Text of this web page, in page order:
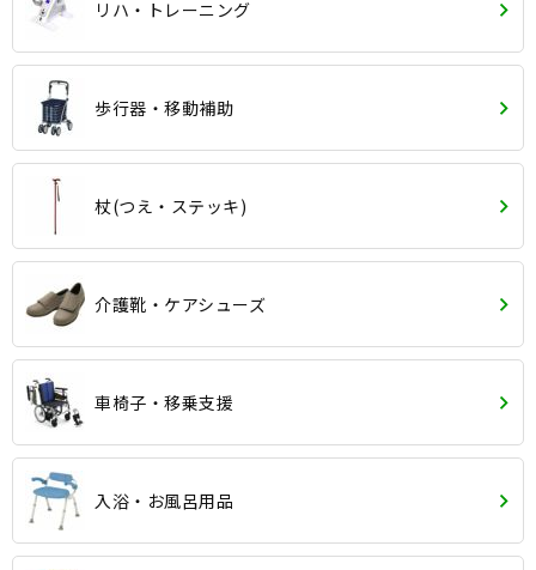
リハ・トレーニング
歩行器・移動補助
杖(つえ・ステッキ)
介護靴・ケアシューズ
車椅子・移乗支援
入浴・お風呂用品